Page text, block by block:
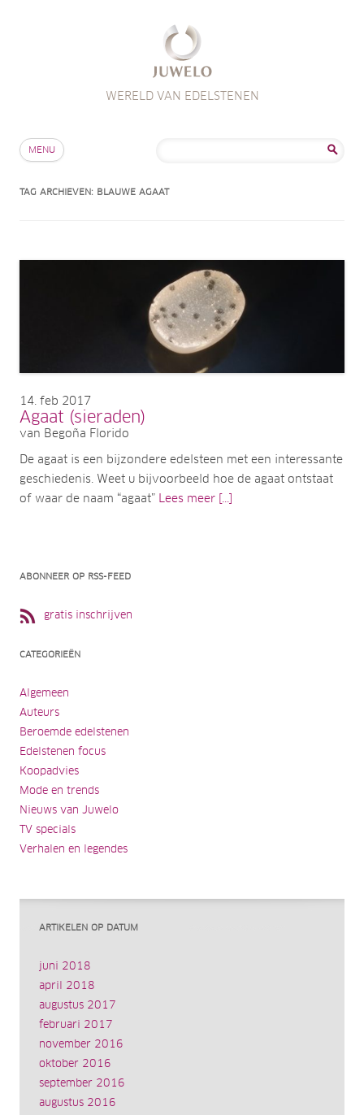
WERELD VAN EDELSTENEN
MENU
TAG ARCHIEVEN: BLAUWE AGAAT
14 feb 2017
Agaat (sieraden)
van Begoña Florido
De agaat is een bijzondere edelsteen met een interessante
geschiedenis. Weet u bijvoorbeeld hoe de agaat ontstaat
of waar de naam “agaat”
Lees meer [...]
ABONNEER OP RSS-FEED
gratis inschrijven
CATEGORIEËN
Algemeen
Auteurs
Beroemde edelstenen
Edelstenen focus
Koopadvies
Mode en trends
Nieuws van Juwelo
TV specials
Verhalen en legendes
ARTIKELEN OP DATUM
juni 2018
april 2018
augustus 2017
februari 2017
november 2016
oktober 2016
september 2016
augustus 2016